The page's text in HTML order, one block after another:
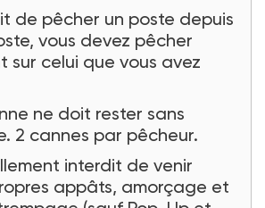
de pêcher un poste depuis
vous devez pêcher
sur celui que vous avez
ne doit rester sans
2 cannes par pêcheur.
interdit de venir
appâts, amorçage et